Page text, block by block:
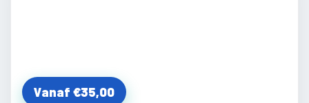
Vanaf €35,00